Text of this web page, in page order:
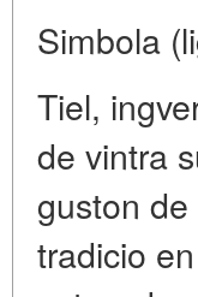
Simbola
Tiel,
de vintra
guston
tradicio